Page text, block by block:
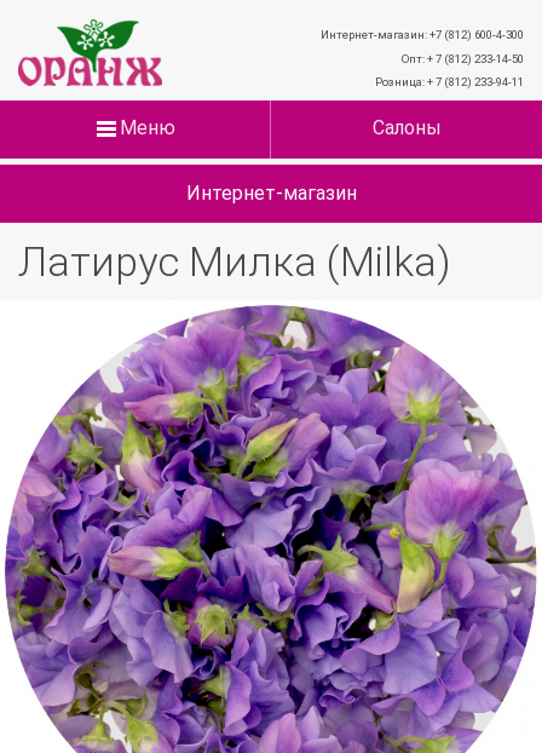
Интернет-магазин: +7 (812) 600-4-300
Опт: + 7 (812) 233-14-50
Розница: + 7 (812) 233-94-11
Меню Салоны
Интернет-магазин
Латирус Милка (Milka)